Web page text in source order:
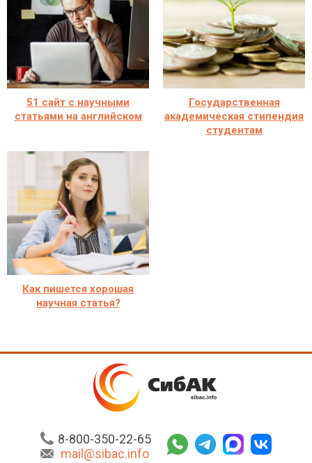
51 сайт с научными
статьями на английском
Государственная
академическая стипендия
студентам
Как пишется хорошая
научная статья?
8-800-350-22-65
mail@sibac.info